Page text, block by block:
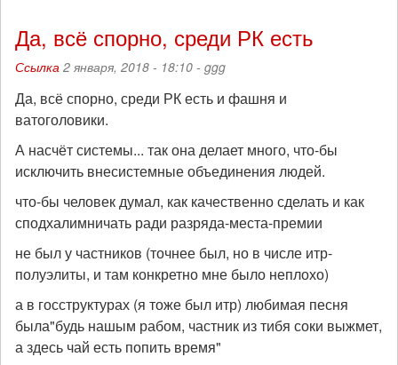
Да, всё спорно, среди РК есть
Ссылка 2 января, 2018 - 18:10 - ggg
Да, всё спорно, среди РК есть и фашня и
ватоголовики.
А насчёт системы... так она делает много, что-бы
исключить внесистемные объединения людей.
что-бы человек думал, как качественно сделать и как
сподхалимничать ради разряда-места-премии
не был у частников (точнее был, но в числе итр-
полуэлиты, и там конкретно мне было неплохо)
а в госструктурах (я тоже был итр) любимая песня
была"будь нашым рабом, частник из тибя соки выжмет,
а здесь чай есть попить время"